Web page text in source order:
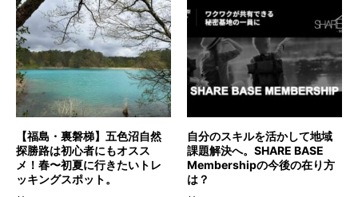
【福島・裏磐梯】五色沼自然
探勝路は初心者にもオスス
メ！春〜初夏に行きたいトレ
ッキングスポット。
自分のスキルを活かして地域
課題解決へ。SHARE BASE
Membershipの今後の在り方
は？